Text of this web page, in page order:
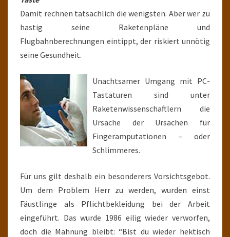
Damit rechnen tatsächlich die wenigsten. Aber wer zu
hastig seine Raketenpläne und
Flugbahnberechnungen eintippt, der riskiert unnötig
seine Gesundheit.
Unachtsamer Umgang mit PC-
Tastaturen sind unter
Raketenwissenschaftlern die
Ursache der Ursachen für
Fingeramputationen – oder
Schlimmeres.
Für uns gilt deshalb ein besonderers Vorsichtsgebot.
Um dem Problem Herr zu werden, wurden einst
Fäustlinge als Pflichtbekleidung bei der Arbeit
eingeführt. Das wurde 1986 eilig wieder verworfen,
doch die Mahnung bleibt: “Bist du wieder hektisch